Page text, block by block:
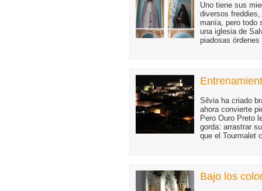
Uno tiene sus
diversos
manía, pero todo
una iglesia de
piadosas
Silvia ha criado
ahora convierte
Pero Ouro Preto
gorda: arrastrar
que el Tourmalet
Bajo los